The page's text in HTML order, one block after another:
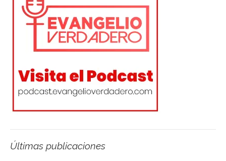
Últimas publicaciones